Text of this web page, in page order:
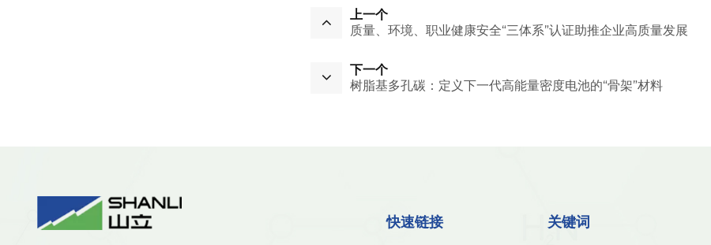
上一个
质量、环境、职业健康安全“三体系”认证助推企业高质量发展
下一个
树脂基多孔碳：定义下一代高能量密度电池的“骨架”材料
快速链接 关键词